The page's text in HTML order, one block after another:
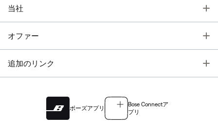
当社
オファー
追加のリンク
ボーズアプリ
Bose Connectア
プリ